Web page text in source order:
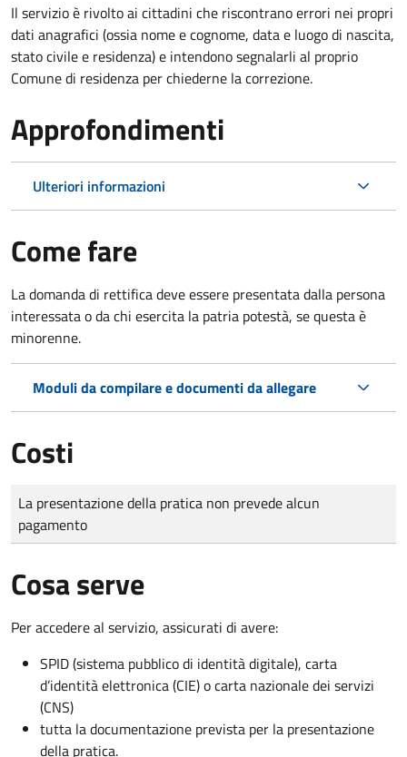
Il servizio è rivolto ai cittadini che riscontrano errori nei propri
dati anagrafici (ossia nome e cognome, data e luogo di nascita,
stato civile e residenza) e intendono segnalarli al proprio
Comune di residenza per chiederne la correzione.
Approfondimenti
Ulteriori informazioni
Come fare
La domanda di rettifica deve essere presentata dalla persona
interessata oda chi esercita la patria potestà, se questa è
minorenne.
Moduli da compilare e documenti da allegare
Costi
Tipo di pagamento
Importo
La presentazione della pratica non prevede alcun
pagamento
Cosa serve
Per accedere al servizio, assicurati di avere:
SPID (sistema pubblico di identità digitale), carta
d’identità elettronica (CIE) o carta nazionale dei servizi
(CNS)
tutta la documentazione prevista per la presentazione
della pratica.